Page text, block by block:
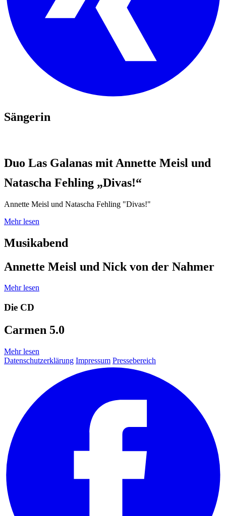
Sängerin
Duo Las Galanas mit Annette Meisl und
Natascha Fehling „Divas!“
Annette Meisl und Natascha Fehling "Divas!"
Mehr lesen
Musikabend
Annette Meisl und Nick von der Nahmer
Mehr lesen
Die CD
Carmen 5.0
Mehr lesen
Datenschutzerklärung Impressum Pressebereich